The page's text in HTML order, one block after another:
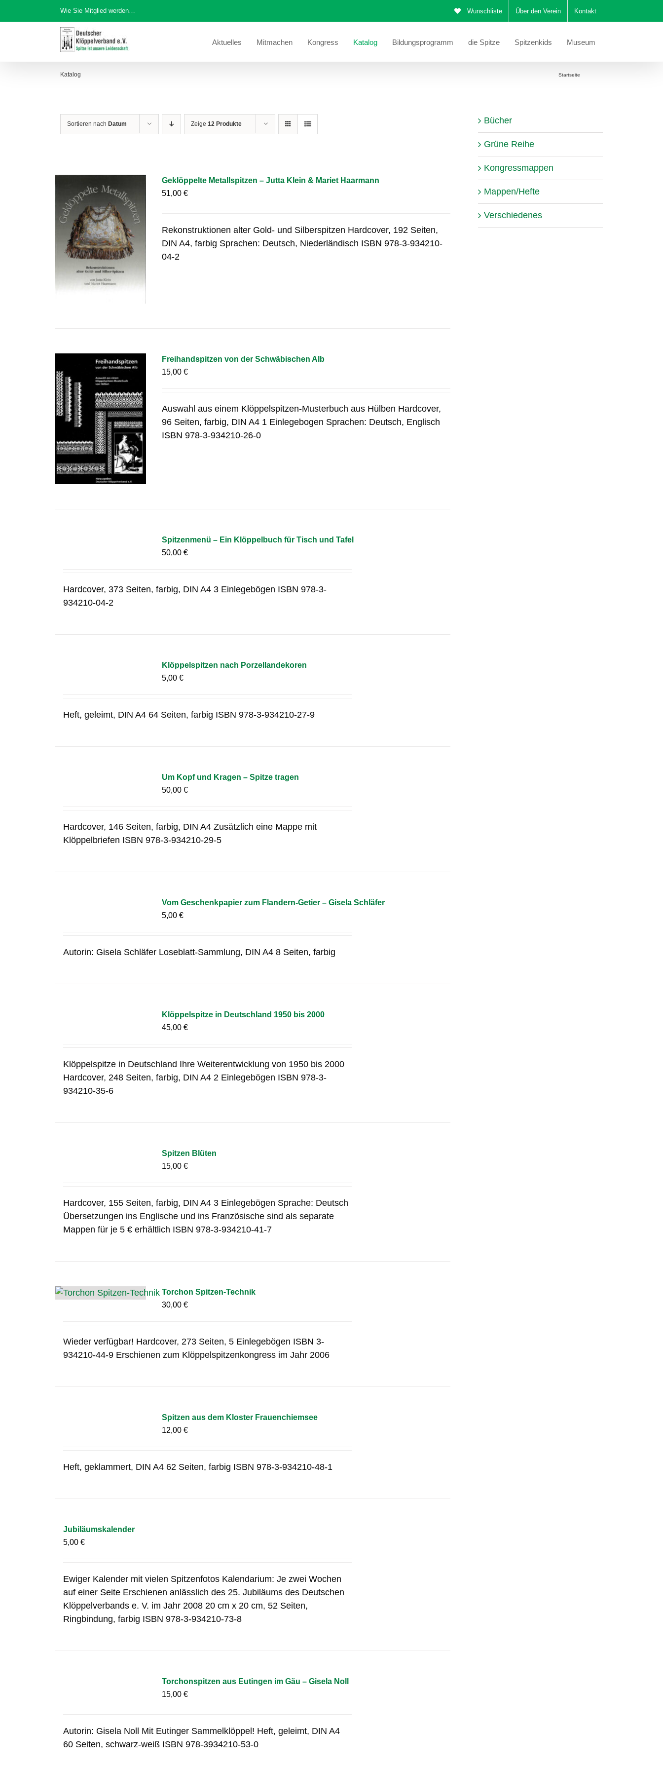
Inhalt
Wie Sie Mitglied werden… Wunschliste Über den Verein Kontakt
Aktuelles Mitmachen Kongress Katalog Bildungsprogramm die Spitze Spitzenkids Museum
Katalog Startseite
Sortieren nach Datum Zeige 12 Produkte
Geklöppelte Metallspitzen – Jutta Klein & Mariet Haarmann
51,00€
Rekonstruktionen alter Gold- und Silberspitzen Hardcover, 192 Seiten,
DIN A4, farbig Sprachen: Deutsch, Niederländisch ISBN 978-3-934210-
04-2
Freihandspitzen von der Schwäbischen Alb
15,00€
Auswahl aus einem Klöppelspitzen-Musterbuch aus Hülben Hardcover,
96 Seiten, farbig, DIN A4 1 Einlegebogen Sprachen: Deutsch, Englisch
ISBN 978-3-934210-26-0
Spitzenmenü – Ein Klöppelbuch für Tisch und Tafel
50,00€
Hardcover, 373 Seiten, farbig, DIN A4 3 Einlegebögen ISBN 978-3-
934210-04-2
Klöppelspitzen nach Porzellandekoren
5,00€
Heft, geleimt, DIN A4 64 Seiten, farbig ISBN 978-3-934210-27-9
Um Kopf und Kragen – Spitze tragen
50,00€
Hardcover, 146 Seiten, farbig, DIN A4 Zusätzlich eine Mappe mit
Klöppelbriefen ISBN 978-3-934210-29-5
Vom Geschenkpapier zum Flandern-Getier – Gisela Schläfer
5,00€
Autorin: Gisela Schläfer Loseblatt-Sammlung, DIN A4 8 Seiten, farbig
Klöppelspitze in Deutschland 1950 bis 2000
45,00€
Klöppelspitze in Deutschland Ihre Weiterentwicklung von 1950 bis 2000
Hardcover, 248 Seiten, farbig, DIN A4 2 Einlegebögen ISBN 978-3-
934210-35-6
Spitzen Blüten
15,00€
Hardcover, 155 Seiten, farbig, DIN A4 3 Einlegebögen Sprache: Deutsch
Übersetzungen ins Englische und ins Französische sind als separate
Mappen für je 5 € erhältlich ISBN 978-3-934210-41-7
Torchon Spitzen-Technik
30,00€
Wieder verfügbar! Hardcover, 273 Seiten, 5 Einlegebögen ISBN 3-
934210-44-9 Erschienen zum Klöppelspitzenkongress im Jahr 2006
Spitzen aus dem Kloster Frauenchiemsee
12,00€
Heft, geklammert, DIN A4 62 Seiten, farbig ISBN 978-3-934210-48-1
Jubiläumskalender
5,00€
Ewiger Kalender mit vielen Spitzenfotos Kalendarium: Je zwei Wochen
auf einer Seite Erschienen anlässlich des 25. Jubiläums des Deutschen
Klöppelverbands e. V. im Jahr 2008 20 cm x 20 cm, 52 Seiten,
Ringbindung, farbig ISBN 978-3-934210-73-8
Torchonspitzen aus Eutingen im Gäu – Gisela Noll
15,00€
Autorin: Gisela Noll Mit Eutinger Sammelklöppel! Heft, geleimt, DIN A4
60 Seiten, schwarz-weiß ISBN 978-3934210-53-0
Bücher
Grüne Reihe
Kongressmappen
Mappen/Hefte
Verschiedenes